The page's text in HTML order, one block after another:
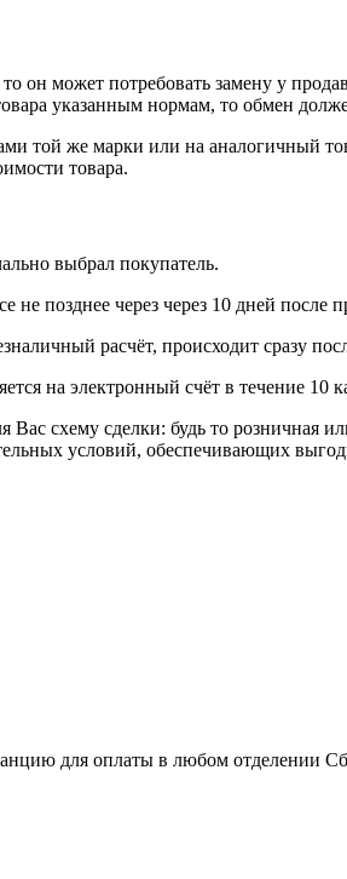
он может потребовать замену у
указанным нормам, то обмен
той же марки или на аналогичный
товара.
выбрал покупатель.
позднее через через 10 дней после
расчёт, происходит сразу
на электронный счёт в течение 10
сделки: будь то розничная или
условий, обеспечивающих
для оплаты в любом отделении